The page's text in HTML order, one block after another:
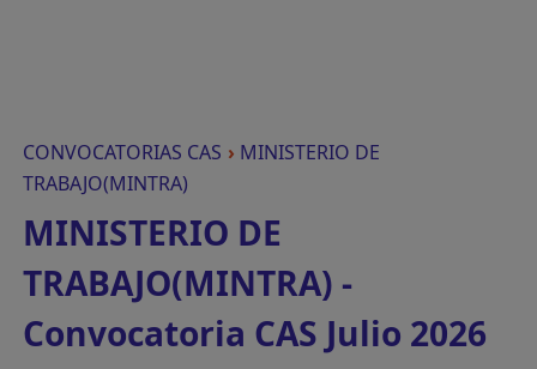
CONVOCATORIAS CAS › MINISTERIO DE
TRABAJO(MINTRA)
MINISTERIO DE
TRABAJO(MINTRA) -
Convocatoria CAS Julio 2026